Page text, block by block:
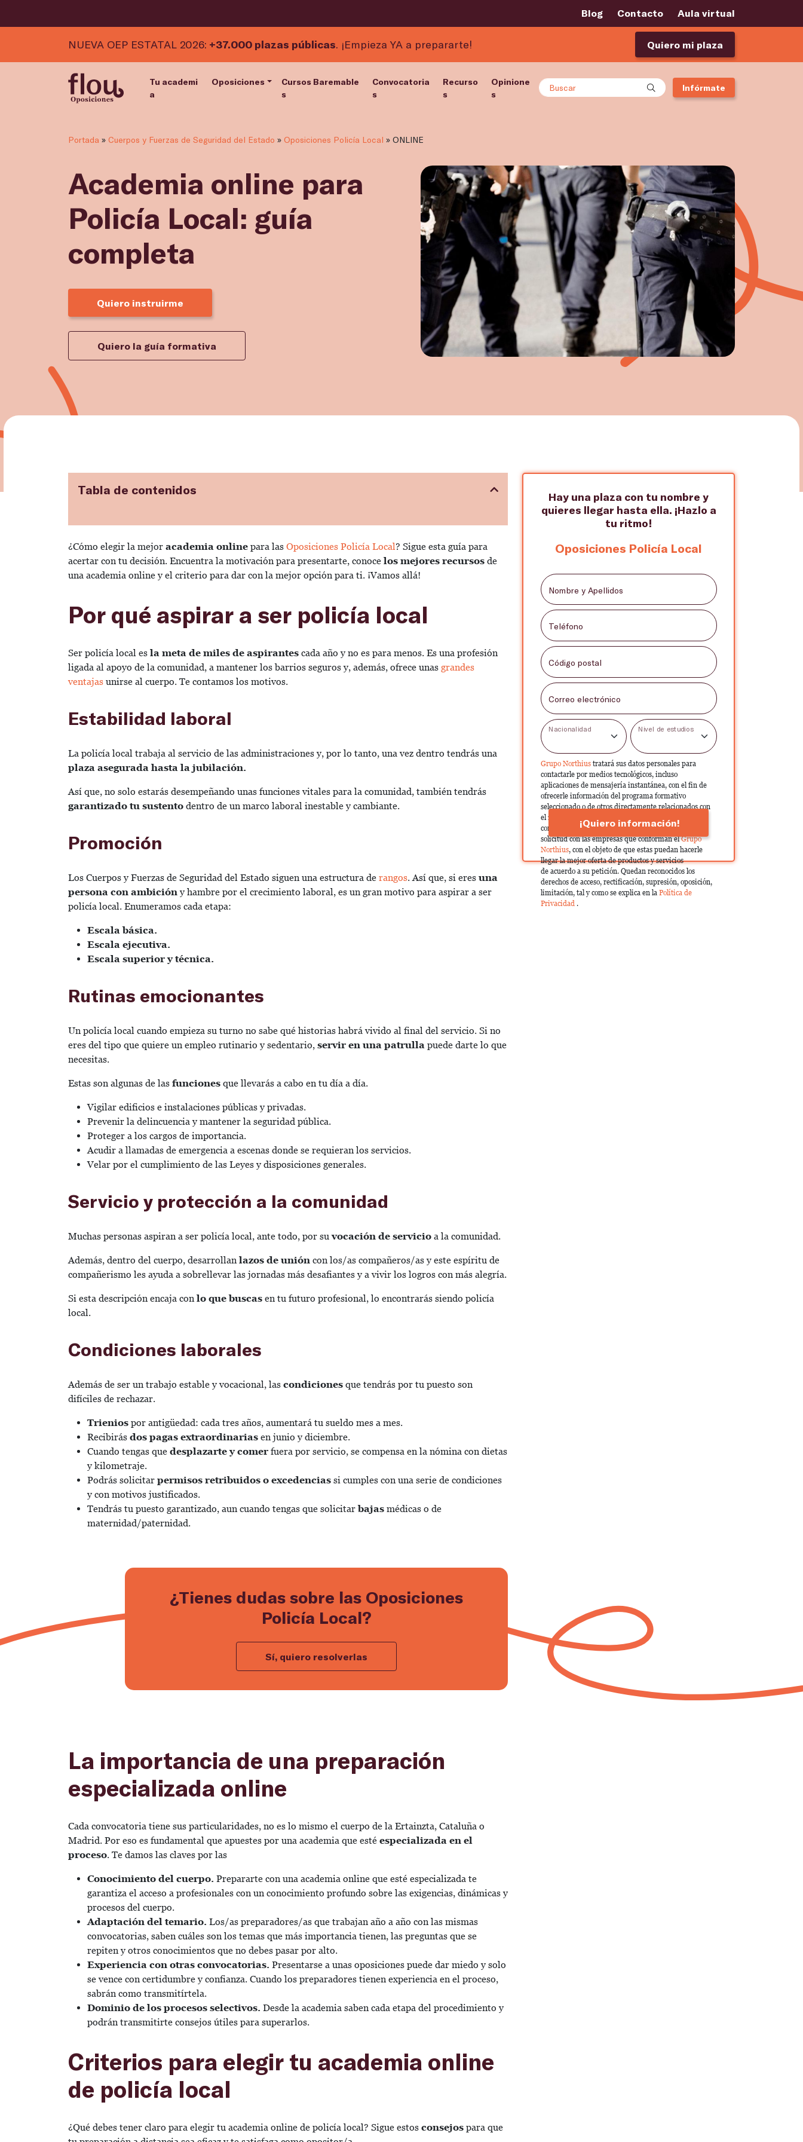
Blog Contacto Aula virtual
NUEVA OEP ESTATAL 2026: +37.000 plazas públicas. ¡Empieza YA a prepararte! Quiero mi plaza
Tu academi
a
Oposiciones
Cursos Baremable
s
Convocatoria
s
Recurso
s
Opinione
s
Buscar Infórmate
Portada » Cuerpos y Fuerzas de Seguridad del Estado » Oposiciones Policía Local » ONLINE
Academia online para
Policía Local: guía
completa
Quiero instruirme
Quiero la guía formativa
Tabla de contenidos
¿Cómo elegir la mejor academia online para las Oposiciones Policía Local? Sigue esta guía para
acertar con tu decisión. Encuentra la motivación para presentarte, conoce los mejores recursos de
una academia online y el criterio para dar con la mejor opción para ti. ¡Vamos allá!
Por qué aspirar a ser policía local
Ser policía local es la meta de miles de aspirantes cada año y no es para menos. Es una profesión
ligada al apoyo de la comunidad, a mantener los barrios seguros y, además, ofrece unas grandes
ventajas unirse al cuerpo. Te contamos los motivos.
Estabilidad laboral
La policía local trabaja al servicio de las administraciones y, por lo tanto, una vez dentro tendrás una
plaza asegurada hasta la jubilación.
Así que, no solo estarás desempeñando unas funciones vitales para la comunidad, también tendrás
garantizado tu sustento dentro de un marco laboral inestable y cambiante.
Promoción
Los Cuerpos y Fuerzas de Seguridad del Estado siguen una estructura de rangos. Así que, si eres una
persona con ambicióny hambre por el crecimiento laboral, es un gran motivo para aspirar a ser
policía local. Enumeramos cada etapa:
Escala básica.
Escala ejecutiva.
Escala superior y técnica.
Rutinas emocionantes
Un policía local cuando empieza su turno no sabe qué historias habrá vivido al final del servicio. Si no
eres del tipo que quiere un empleo rutinario y sedentario, servir en una patrulla puede darte lo que
necesitas.
Estas son algunas de las funciones que llevarás a cabo en tu día a día.
Vigilar edificios e instalaciones públicas y privadas.
Prevenir la delincuencia y mantener la seguridad pública.
Proteger a los cargos de importancia.
Acudir a llamadas de emergencia a escenas donde se requieran los servicios.
Velar por el cumplimiento de las Leyes y disposiciones generales.
Servicio y protección a la comunidad
Muchas personas aspiran a ser policía local, ante todo, por suvocación de servicio a la comunidad.
Además, dentro del cuerpo, desarrollan lazos de unión con los/as compañeros/as y este espíritu de
compañerismo les ayuda a sobrellevar las jornadas más desafiantes y a vivir los logros con más alegría.
Si esta descripción encaja con lo que buscas en tu futuro profesional, lo encontrarás siendo policía
local.
Condiciones laborales
Además de ser un trabajo estable y vocacional, las condiciones que tendrás por tu puesto son
difíciles de rechazar.
Trienios por antigüedad: cada tres años, aumentará tu sueldo mes a mes.
Recibirás dos pagas extraordinarias en junio y diciembre.
Cuando tengas que desplazarte y comer fuera por servicio, se compensa en la nómina con dietas
y kilometraje.
Podrás solicitar permisos retribuidos o excedencias si cumples con una serie de condiciones
y con motivos justificados.
Tendrás tu puesto garantizado, aun cuando tengas que solicitarbajas médicas o de
maternidad/paternidad.
Hay una plaza con tu nombre y
quieres llegar hasta ella. ¡Hazlo a
tu ritmo!
Oposiciones Policía Local
Nombre y Apellidos
Teléfono
Código postal
Correo electrónico
Nacionalidad Nivel de estudios
Grupo Northius tratará sus datos personales para
contactarle por medios tecnológicos, incluso
aplicaciones de mensajería instantánea, con el fin de
ofrecerle información del programa formativo
seleccionado o de otros directamente relacionados con
el interés manifestado y, en su caso, para tramitar la
contratación correspondiente. Compartiremos su
solicitud con las empresas que conforman elGrupo
Northius, con el objeto de que estas puedan hacerle
llegar la mejor oferta de productos y servicios
de acuerdo a su petición. Quedan reconocidos los
derechos de acceso, rectificación, supresión, oposición,
limitación, tal y como se explica en la Política de
Privacidad .
¡Quiero información!
¿Tienes dudas sobre las Oposiciones
Policía Local?
Sí, quiero resolverlas
La importancia de una preparación
especializada online
Cada convocatoria tiene sus particularidades, no es lo mismo el cuerpo de la Ertainzta, Cataluña o
Madrid. Por eso es fundamental que apuestes por una academia que esté especializada en el
proceso. Te damos las claves por las
Conocimiento del cuerpo. Prepararte con una academia online que esté especializada te
garantiza el acceso a profesionales con un conocimiento profundo sobre las exigencias, dinámicas y
procesos del cuerpo.
Adaptación del temario. Los/as preparadores/as que trabajan año a año con las mismas
convocatorias, saben cuáles son los temas que más importancia tienen, las preguntas que se
repiten y otros conocimientos que no debes pasar por alto.
Experiencia con otras convocatorias. Presentarse a unas oposiciones puede dar miedo y solo
se vence con certidumbre y confianza. Cuando los preparadores tienen experiencia en el proceso,
sabrán como transmitírtela.
Dominio de los procesos selectivos. Desde la academia saben cada etapa del procedimiento y
podrán transmitirte consejos útiles para superarlos.
Criterios para elegir tu academia online
de policía local
¿Qué debes tener claro para elegir tu academia online de policía local? Sigue estos consejos para que